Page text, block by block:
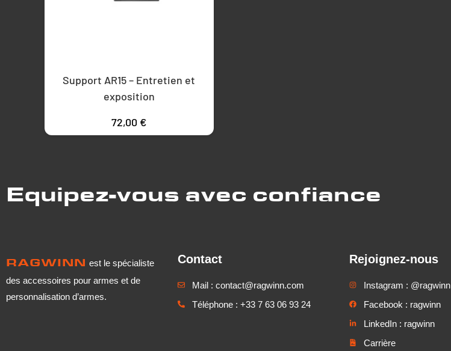
Support AR15 – Entretien et
exposition
72,00 €
Equipez-vous avec confiance
RAGWINN est le spécialiste
des accessoires pour armes et de
personnalisation d’armes.
Contact
Mail : contact@ragwinn.com
Téléphone : +33 7 63 06 93 24
Rejoignez-nous
Instagram : @ragwinn
Facebook : ragwinn
LinkedIn : ragwinn
Carrière